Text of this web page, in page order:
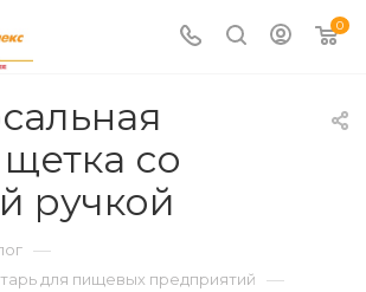
0
со
ручкой
—
для пищевых предприятий —